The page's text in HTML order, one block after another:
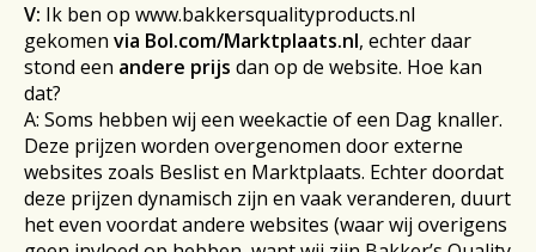
V: Ik ben op www.bakkersqualityproducts.nl
gekomen via Bol.com/Marktplaats.nl, echter daar
stond een andere prijs dan op de website. Hoe kan
dat?
A: Soms hebben wij een weekactie of een Dag knaller.
Deze prijzen worden overgenomen door externe
websites zoals Beslist en Marktplaats. Echter doordat
deze prijzen dynamisch zijn en vaak veranderen, duurt
het even voordat andere websites (waar wij overigens